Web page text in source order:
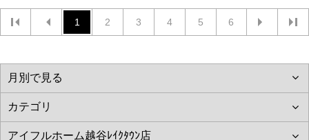
1 2 3 4 5 6